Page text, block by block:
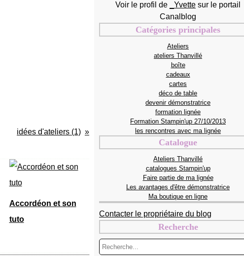
idées d'ateliers (1)
Accordéon et son
tuto
Voir le profil de
_Yvette sur le portail
Canalblog
Catégories principales
Ateliers
ateliers Thanvillé
boîte
cadeaux
cartes
déco de table
devenir démonstratrice
formation lignée
Formation Stampin'up 27/10/2013
les rencontres avec ma lignée
Catalogue
Ateliers Thanvillé
catalogues Stampin'up
Faire partie de ma lignée
Les avantages d'être démonstratrice
Ma boutique en ligne
Contacter le propriétaire du blog
Recherche